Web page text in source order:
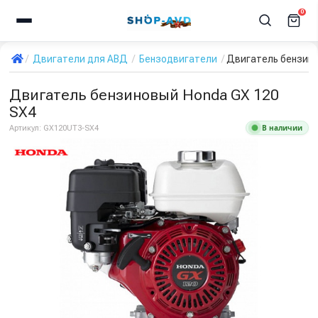
0
Двигатели для АВД Бензодвигатели Двигатель
Двигатель бензиновый Honda GX 120
SX4
Артикул: GX120UT3-SX4 В наличии